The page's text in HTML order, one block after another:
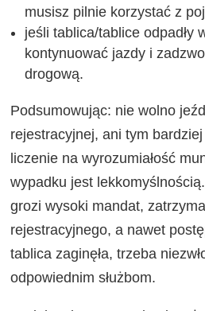
musisz pilnie korzystać z
jeśli tablica/tablice odpadły
kontynuować jazdy i
drogową.
Podsumowując: nie wolno
rejestracyjnej, ani tym
liczenie na wyrozumiałość
wypadku jest
grozi wysoki mandat,
rejestracyjnego, a nawet
tablica zaginęła, trzeba
odpowiednim służbom.